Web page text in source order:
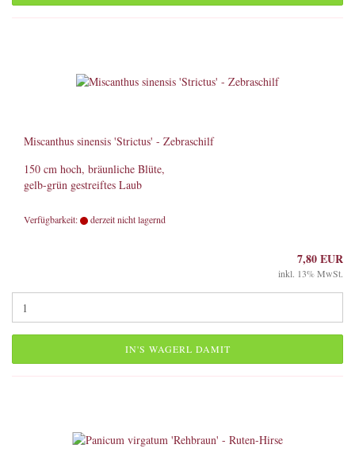
Miscanthus sinensis 'Strictus' - Zebraschilf
150 cm hoch, bräunliche Blüte,
gelb-grün gestreiftes Laub
Verfügbarkeit: derzeit nicht lagernd
7,80 EUR
inkl. 13% MwSt.
IN'S WAGERL DAMIT